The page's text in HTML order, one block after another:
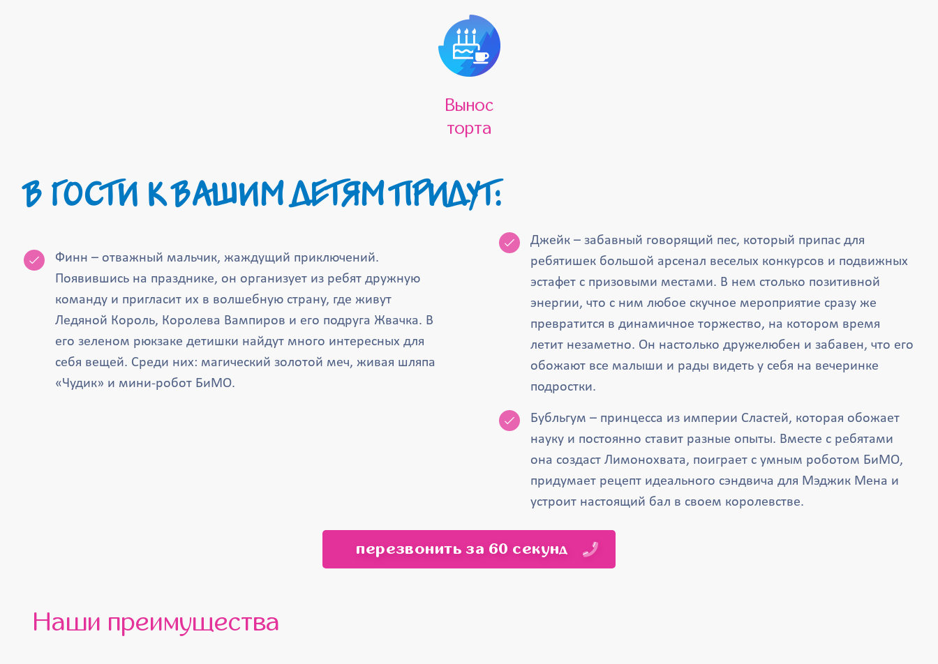
Вынос
торта
В ГОСТИ К ВАШИМ ДЕТЯМ ПРИДУТ:
Финн – отважный мальчик, жаждущий приключений.
Появившись на празднике, он организует из ребят дружную
команду и пригласит их в волшебную страну, где живут
Ледяной Король, Королева Вампиров и его подруга Жвачка. В
его зеленом рюкзаке детишки найдут много интересных для
себя вещей. Среди них: магический золотой меч, живая шляпа
«Чудик» и мини-робот БиМО.
Джейк – забавный говорящий пес, который припас для
ребятишек большой арсенал веселых конкурсов и подвижных
эстафет с призовыми местами. В нем столько позитивной
энергии, что с ним любое скучное мероприятие сразу же
превратится в динамичное торжество, на котором время
летит незаметно. Он настолько дружелюбен и забавен, что его
обожают все малыши и рады видеть у себя на вечеринке
подростки.
Бубльгум – принцесса из империи Сластей, которая обожает
науку и постоянно ставит разные опыты. Вместе с ребятами
она создаст Лимонохвата, поиграет с умным роботом БиМО,
придумает рецепт идеального сэндвича для Мэджик Мена и
устроит настоящий бал в своем королевстве.
перезвонить за 60 секунд
Наши преимущества